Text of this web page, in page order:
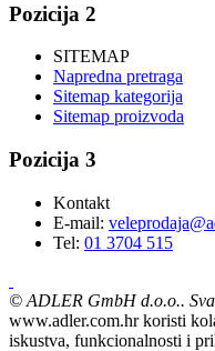
Pozicija 2
SITEMAP
Napredna pretraga
Sitemap kategorija
Sitemap proizvoda
Pozicija 3
Kontakt
E-mail:
Tel: 01 3704 515
© ADLER GmbH d.o.o..
www.adler.com.hr koristi
iskustva, funkcionalnosti i